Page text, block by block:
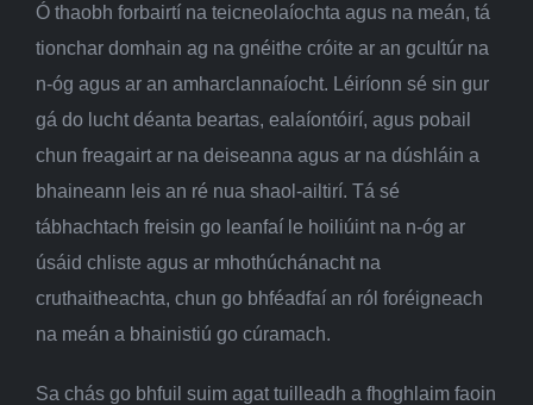
Ó thaobh forbairtí na teicneolaíochta agus na meán, tá
tionchar domhain ag na gnéithe cróite ar an gcultúr na
n-óg agus ar an amharclannaíocht. Léiríonn sé sin gur
gá do lucht déanta beartas, ealaíontóirí, agus pobail
chun freagairt ar na deiseanna agus ar na dúshláin a
bhaineann leis an ré nua shaol-ailtirí. Tá sé
tábhachtach freisin go leanfaí le hoiliúint na n-óg ar
úsáid chliste agus ar mhothúchánacht na
cruthaitheachta, chun go bhféadfaí an ról foréigneach
na meán a bhainistiú go cúramach.
Sa chás go bhfuil suim agat tuilleadh a fhoghlaim faoin